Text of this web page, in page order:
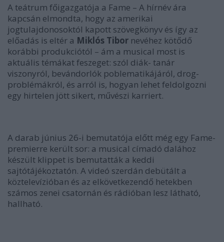
A teátrum főigazgatója a Fame – A hírnév ára
kapcsán elmondta, hogy az amerikai
jogtulajdonosoktól kapott szövegkönyv és így az
előadás is eltér a Miklós Tibor nevéhez kötődő
korábbi produkciótól – ám a musical most is
aktuális témákat feszeget: szól diák- tanár
viszonyról, bevándorlók poblematikájáról, drog-
problémákról, és arról is, hogyan lehet feldolgozni
egy hirtelen jött sikert, művészi karriert.
A darab június 26-i bemutatója előtt még egy Fame-
premierre került sor: a musical címadó dalához
készült klippet is bemutatták a keddi
sajtótájékoztatón. A videó szerdán debütált a
köztelevízióban és az elkövetkezendő hetekben
számos zenei csatornán és rádióban lesz látható,
hallható.